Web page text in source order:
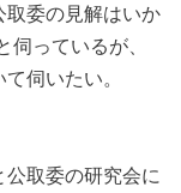
委の見解はいか
っているが、
伺いたい。
取委の研究会に